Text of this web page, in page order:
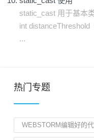
static_cast 用于基本
int
...
热门专题
WEBSTORM编辑好的